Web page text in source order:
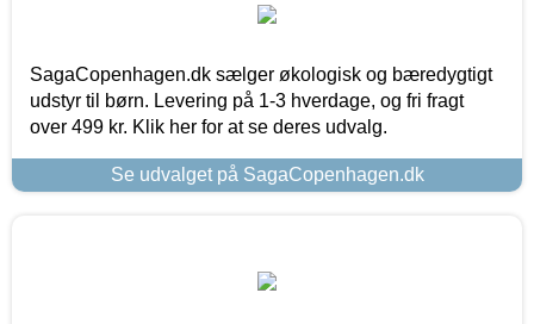
SagaCopenhagen.dk sælger økologisk og bæredygtigt
udstyr til børn. Levering på 1-3 hverdage, og fri fragt
over 499 kr. Klik her for at se deres udvalg.
Se udvalget på SagaCopenhagen.dk